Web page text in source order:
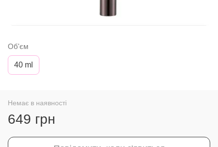
Об'єм
40 ml
Немає в наявності
649 грн